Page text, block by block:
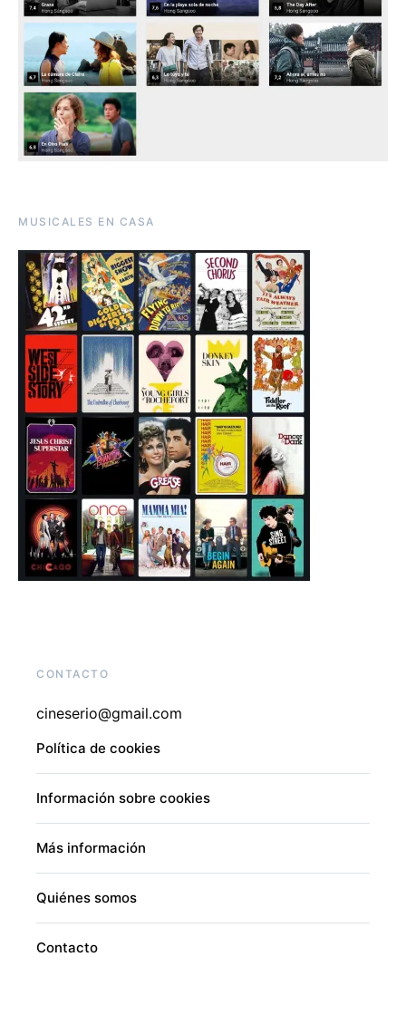
MUSICALES EN CASA
CONTACTO
cineserio@gmail.com
Política de cookies
Información sobre cookies
Más información
Quiénes somos
Contacto